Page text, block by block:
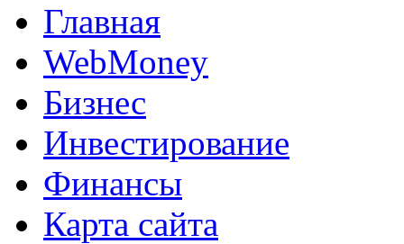
Главная
WebMoney
Бизнес
Инвестирование
Финансы
Карта сайта